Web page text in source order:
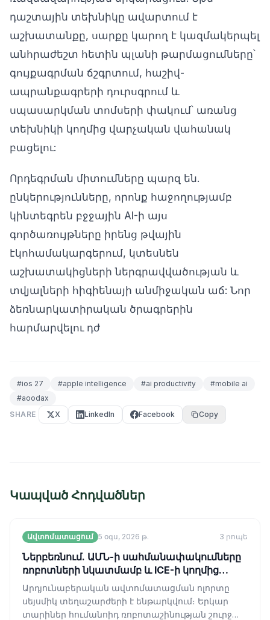
դաշտային տեխնիկը ավարտում է
աշխատանքը, սարքը կարող է կազմակերպել
անհրաժեշտ հետին պլանի թարմացումները՝
գույքագրման ճշգրտում, հաշիվ-
ապրանքագրերի դուրսգրում և
սպասարկման տոմսերի փակում՝ առանց
տեխնիկի կողմից վարչական վահանակ
բացելու:
Որդեգրման միտումները պարզ են.
ընկերությունները, որոնք հաջողությամբ
կինտեգրեն բջջային AI-ի այս
գործառույթները իրենց թվային
էկոհամակարգերում, կտեսնեն
աշխատակիցների ներգրավվածության և
տվյալների հիգիենայի անմիջական աճ: Նոր
ձեռնարկատիրական ծրագրերին
հարմարվելու դժ
#ios 27 #apple intelligence #ai productivity #mobile ai
#aoodax
SHARE
X LinkedIn Facebook Copy
Կապված Հոդվածներ
Ավտոմատացում 5 օգս, 2026 թ. 3 րոպե
Ներբեռնում. ԱՄՆ-ի սահմանափակումները
ռոբոտների նկատմամբ և ICE-ի կողմից
ԴՆԹ-ի հավաքագրումը
Արդյունաբերական ավտոմատացման ոլորտը
սեյսմիկ տեղաշարժերի է ենթարկվում։ Երկար
տարիներ հումանոիդ ռոբոտաշինության շուրջ